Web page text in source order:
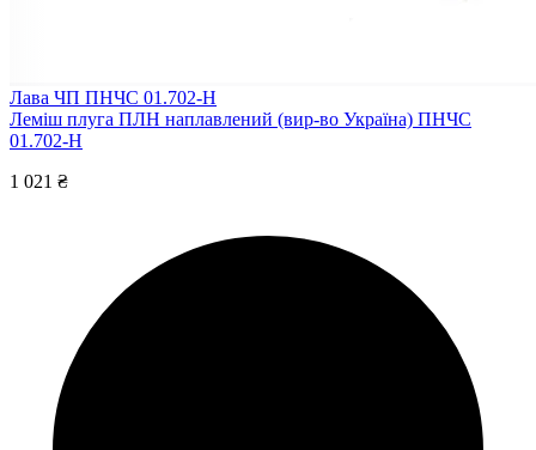
Лава ЧП ПНЧС 01.702-Н
Леміш плуга ПЛН наплавлений (вир-во Україна) ПНЧС
01.702-Н
1 021 ₴